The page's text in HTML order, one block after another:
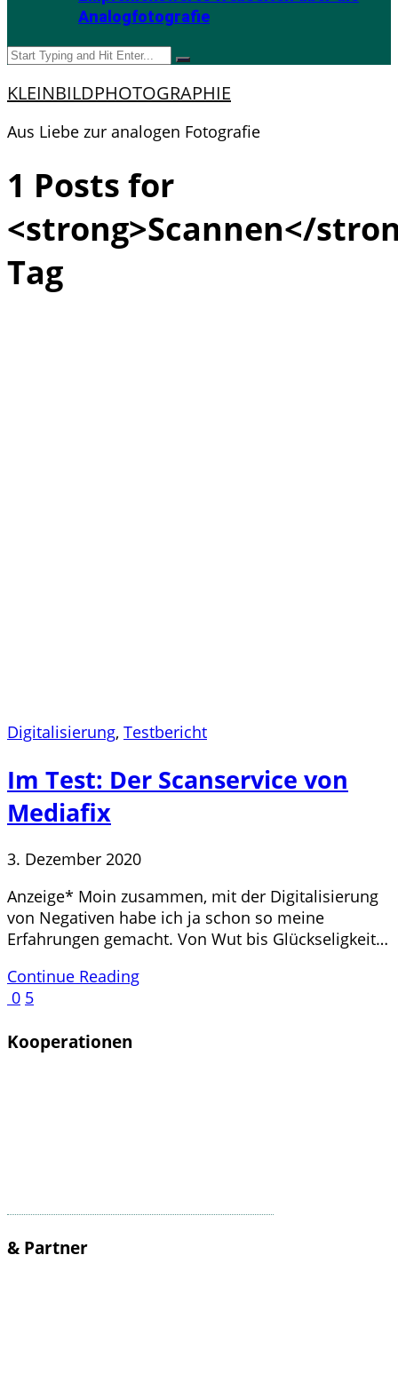
Analogfotografie
KLEINBILDPHOTOGRAPHIE
Aus Liebe zur analogen Fotografie
1 Posts for
<strong>Scannen</
Tag
Digitalisierung, Testbericht
Im Test: Der Scanservice von
Mediafix
3. Dezember 2020
Anzeige* Moin zusammen, mit der Digitalisierung
von Negativen habe ich ja schon so meine
Erfahrungen gemacht. Von Wut bis Glückseligkeit…
Continue Reading
0 5
Kooperationen
& Partner